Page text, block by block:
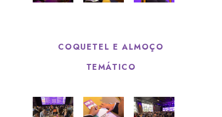
COQUETEL E ALMOÇO
TEMÁTICO